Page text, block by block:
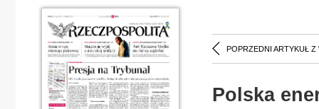
POPRZEDNI ARTYKUŁ Z
Polska